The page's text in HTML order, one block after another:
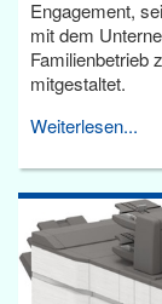
Engagement,
mit dem
Familienbetrieb
mitgestaltet.
Weiterlesen...